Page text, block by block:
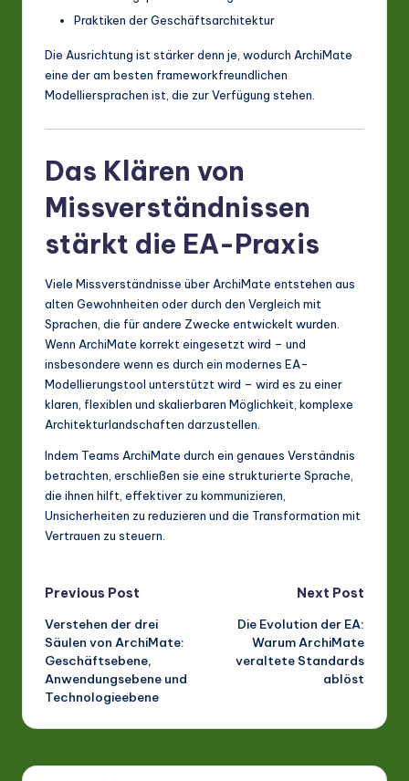
Praktiken der Geschäftsarchitektur
Die Ausrichtung ist stärker denn je, wodurch ArchiMate
eine der am besten frameworkfreundlichen
Modelliersprachen ist, die zur Verfügung stehen.
Das Klären von
Missverständnissen
stärkt die EA-Praxis
Viele Missverständnisse über ArchiMate entstehen aus
alten Gewohnheiten oder durch den Vergleich mit
Sprachen, die für andere Zwecke entwickelt wurden.
Wenn ArchiMate korrekt eingesetzt wird – und
insbesondere wenn es durch ein modernes EA-
Modellierungstool unterstützt wird – wird es zu einer
klaren, flexiblen und skalierbaren Möglichkeit, komplexe
Architekturlandschaften darzustellen.
Indem Teams ArchiMate durch ein genaues Verständnis
betrachten, erschließen sie eine strukturierte Sprache,
die ihnen hilft, effektiver zu kommunizieren,
Unsicherheiten zu reduzieren und die Transformation mit
Vertrauen zu steuern.
Post
navigation
Previous Post
Verstehen der drei
Säulen von ArchiMate:
Geschäftsebene,
Anwendungsebene und
Technologieebene
Next Post
Die Evolution der EA:
Warum ArchiMate
veraltete Standards
ablöst